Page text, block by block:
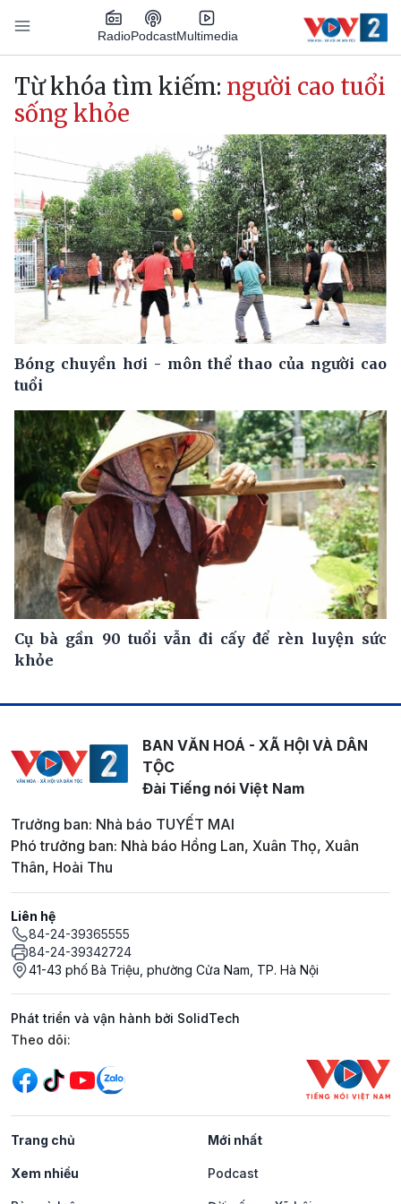
Nhảy đến nội dung
RadioPodcastMultimedia
Main navigation
Từ khóa tìm kiếm: người cao tuổi
sống khỏe
Bóng chuyền hơi - môn thể thao của người cao
tuổi
Cụ bà gần 90 tuổi vẫn đi cấy để rèn luyện sức
khỏe
BAN VĂN HOÁ - XÃ HỘI VÀ DÂN
TỘC
Đài Tiếng nói Việt Nam
Trưởng ban: Nhà báo TUYẾT MAI
Phó trưởng ban: Nhà báo Hồng Lan, Xuân Thọ, Xuân
Thân, Hoài Thu
Liên hệ
84-24-39365555
84-24-39342724
41-43 phố Bà Triệu, phường Cửa Nam, TP. Hà Nội
Phát triển và vận hành bởi SolidTech
Mạng xã hội
Theo dõi:
Trang chủ Mới nhất
Xem nhiều Podcast